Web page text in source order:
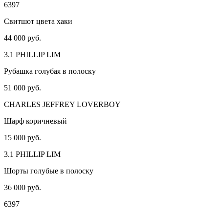
6397
Свитшот цвета хаки
44 000 руб.
3.1 PHILLIP LIM
Рубашка голубая в полоску
51 000 руб.
CHARLES JEFFREY LOVERBOY
Шарф коричневый
15 000 руб.
3.1 PHILLIP LIM
Шорты голубые в полоску
36 000 руб.
6397